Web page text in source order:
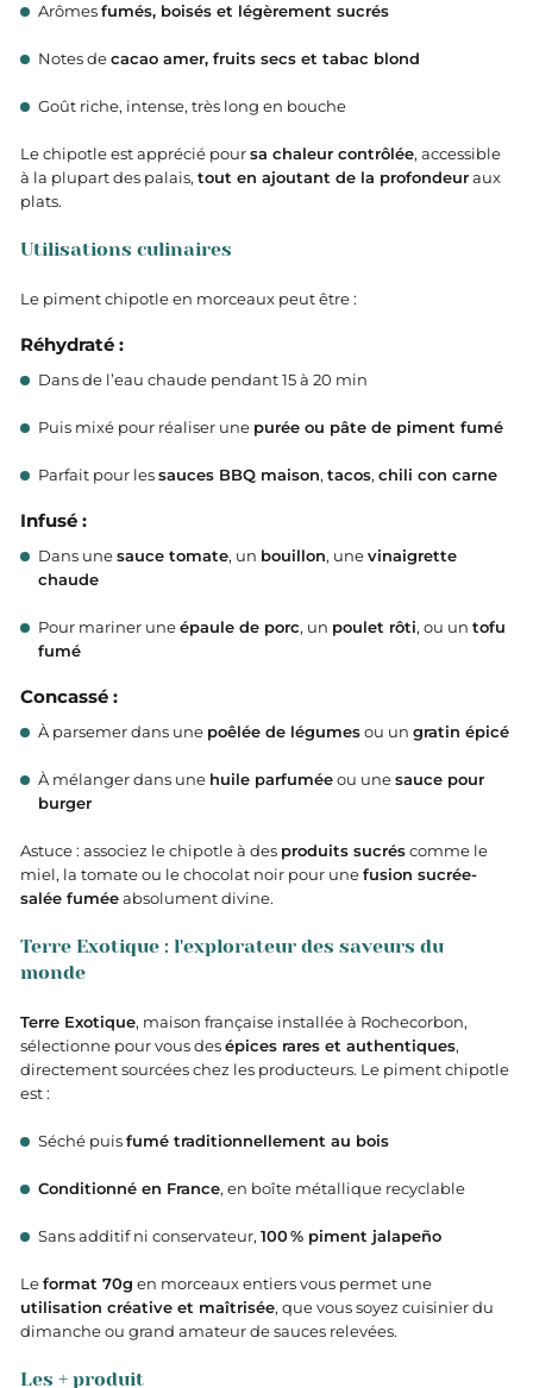
Arômesfumés, boisés et légèrement sucrés
Notes decacao amer, fruits secs et tabac blond
Goût riche, intense, très long en bouche
Le chipotle est apprécié poursa chaleur contrôlée, accessible
à la plupart des palais, tout en ajoutant de la profondeuraux
plats.
Utilisations culinaires
Le piment chipotle en morceaux peut être :
Réhydraté :
Dans de l’eau chaude pendant 15 à 20 min
Puis mixé pour réaliser une purée ou pâte de piment fumé
Parfait pour lessauces BBQ maison, tacos, chili con carne
Infusé :
Dans unesauce tomate, un bouillon, unevinaigrette
chaude
Pour mariner uneépaule de porc, un poulet rôti, ou un tofu
fumé
Concassé :
À parsemer dans une poêlée de légumesou un gratin épicé
À mélanger dans une huile parfuméeou unesauce pour
burger
Astuce : associez le chipotle à des produits sucréscomme le
miel, la tomate ou le chocolat noir pour unefusion sucrée-
salée fuméeabsolument divine.
Terre Exotique : l'explorateur des saveurs du
monde
Terre Exotique, maison française installée à Rochecorbon,
sélectionne pour vous desépices rares et authentiques,
directement sourcées chez les producteurs. Le piment chipotle
est :
Séché puisfumé traditionnellement au bois
Conditionné en France, en boîte métallique recyclable
Sans additif ni conservateur, 100 % piment jalapeño
Leformat 70g en morceaux entiers vous permet une
utilisation créative et maîtrisée, que vous soyez cuisinier du
dimanche ou grand amateur de sauces relevées.
Les + produit